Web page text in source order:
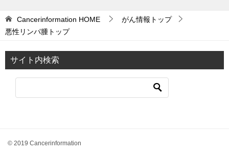
Cancerinformation HOME
がん情報トップ
悪性リンパ腫トップ
サイト内検索
© 2019 Cancerinformation